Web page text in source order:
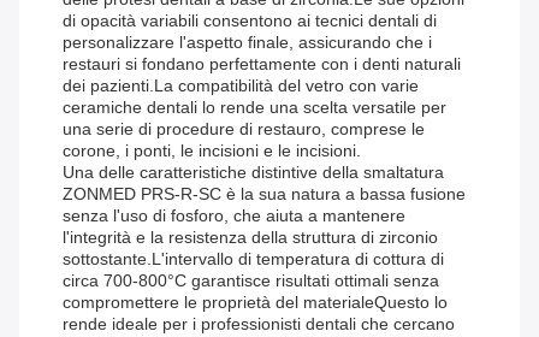
di opacità variabili consentono ai tecnici dentali di
personalizzare l'aspetto finale, assicurando che i
restauri si fondano perfettamente con i denti naturali
dei pazienti.La compatibilità del vetro con varie
ceramiche dentali lo rende una scelta versatile per
una serie di procedure di restauro, comprese le
corone, i ponti, le incisioni e le incisioni.
Una delle caratteristiche distintive della smaltatura
ZONMED PRS-R-SC è la sua natura a bassa fusione
senza l'uso di fosforo, che aiuta a mantenere
l'integrità e la resistenza della struttura di zirconio
sottostante.L'intervallo di temperatura di cottura di
circa 700-800°C garantisce risultati ottimali senza
compromettere le proprietà del materialeQuesto lo
rende ideale per i professionisti dentali che cercano